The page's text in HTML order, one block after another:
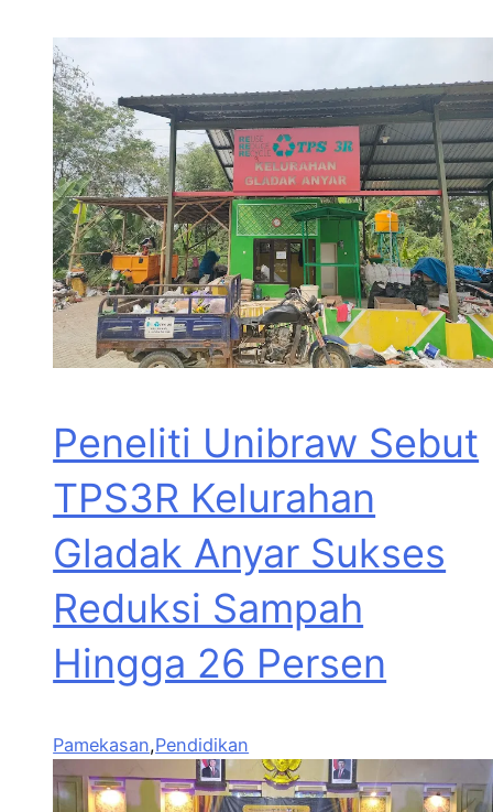
Peneliti Unibraw Sebut
TPS3R Kelurahan
Gladak Anyar Sukses
Reduksi Sampah
Hingga 26 Persen
Pamekasan,Pendidikan